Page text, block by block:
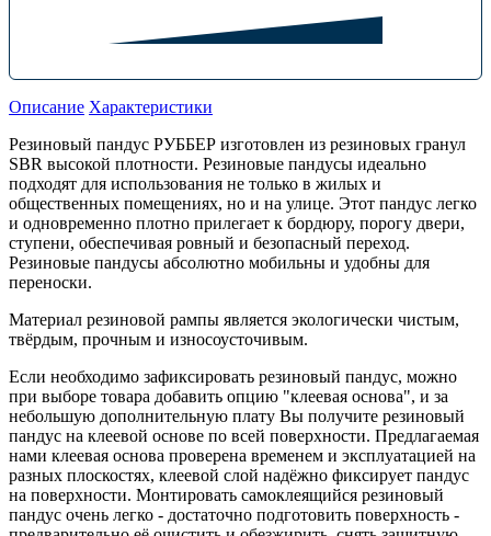
Описание Характеристики
Резиновый пандус РУББЕР изготовлен из резиновых гранул
SBR высокой плотности. Резиновые пандусы идеально
подходят для использования не только в жилых и
общественных помещениях, но и на улице. Этот пандус легко
и одновременно плотно прилегает к бордюру, порогу двери,
ступени, обеспечивая ровный и безопасный переход.
Резиновые пандусы абсолютно мобильны и удобны для
переноски.
Материал резиновой рампы является экологически чистым,
твёрдым, прочным и износоусточивым.
Если необходимо зафиксировать резиновый пандус, можно
при выборе товара добавить опцию "клеевая основа", и за
небольшую дополнительную плату Вы получите резиновый
пандус на клеевой основе по всей поверхности. Предлагаемая
нами клеевая основа проверена временем и эксплуатацией на
разных плоскостях, клеевой слой надёжно фиксирует пандус
на поверхности. Монтировать самоклеящийся резиновый
пандус очень легко - достаточно подготовить поверхность -